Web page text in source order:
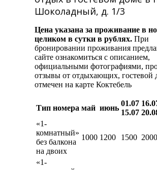
Шоколадный, д. 1/3
Цена указана за проживание в
целиком в сутки в рублях. При
бронировании проживания
сайте ознакомиться с описанием,
официальными фотографиями,
отзывы от отдыхающих, гостевой
отмечен на карте Коктебель
Тип номера май июнь
01.07
15.07
«1-
комнатный»
без балкона
на двоих
1000 1200 1500 2000
«1-